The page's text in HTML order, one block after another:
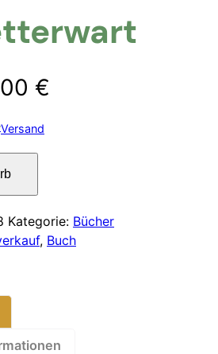
€
€
Versand
Kategorie: Bücher
, Buch